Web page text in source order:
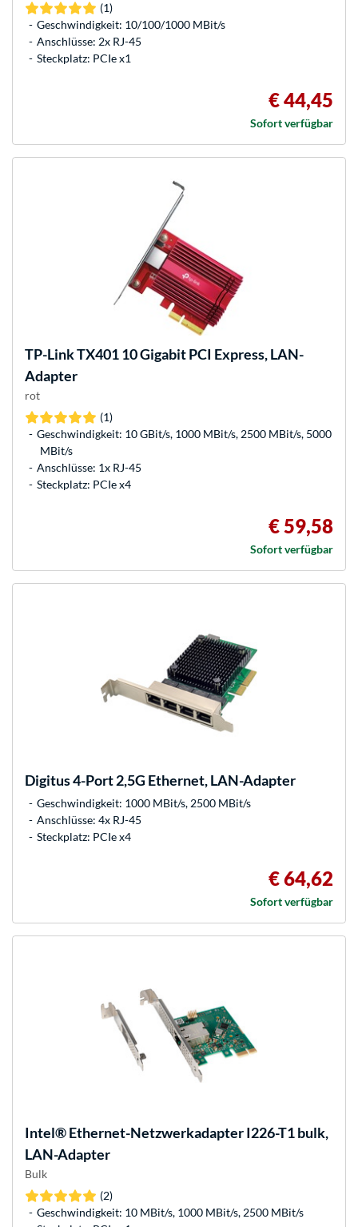
(1)
Geschwindigkeit: 10/100/1000 MBit/s
Anschlüsse: 2x RJ-45
Steckplatz: PCIe x1
€ 44,45
Sofort verfügbar
TP-LinkTX401 10 Gigabit PCI Express, LAN-
Adapter
rot
(1)
Geschwindigkeit: 10 GBit/s, 1000 MBit/s, 2500 MBit/s, 5000
MBit/s
Anschlüsse: 1x RJ-45
Steckplatz: PCIe x4
€ 59,58
Sofort verfügbar
Digitus4-Port 2,5G Ethernet, LAN-Adapter
Geschwindigkeit: 1000 MBit/s, 2500 MBit/s
Anschlüsse: 4x RJ-45
Steckplatz: PCIe x4
€ 64,62
Sofort verfügbar
Intel®Ethernet-Netzwerkadapter I226-T1 bulk,
LAN-Adapter
Bulk
(2)
Geschwindigkeit: 10 MBit/s, 1000 MBit/s, 2500 MBit/s